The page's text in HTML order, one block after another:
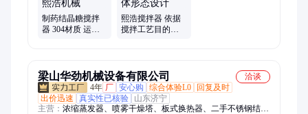
制药结晶糖搅拌
器 304材质 运转
熙浩搅拌器 依据
搅拌工艺目的及
梁山华劲机械设备有限公司
洽谈
4年 厂 安心购 综合体验L0
回复及时
出价迅速
真实性已核验
山东济宁
主营： 浓缩蒸发器、喷雾干燥塔、板式换热器、二手不锈钢结晶